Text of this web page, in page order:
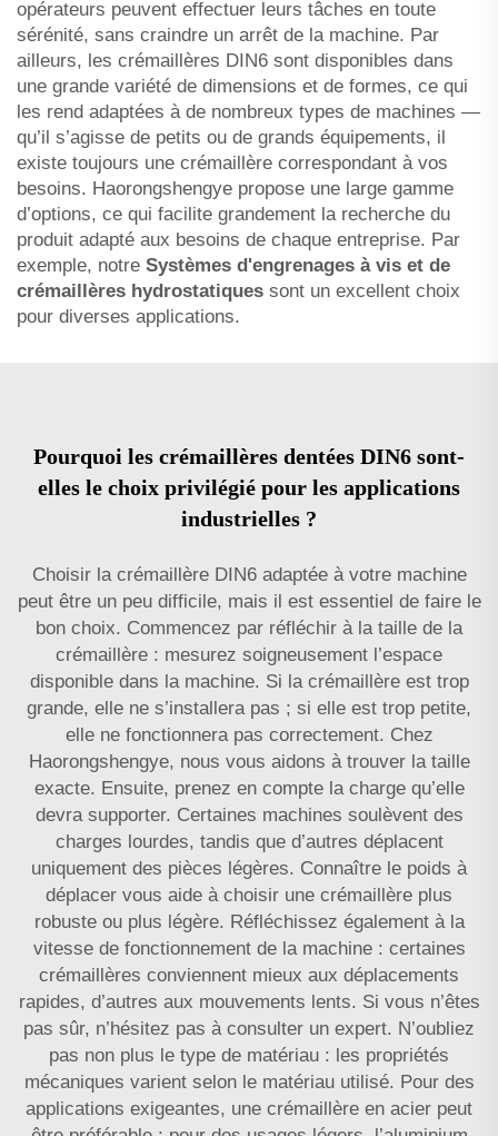
opérateurs peuvent effectuer leurs tâches en toute
sérénité, sans craindre un arrêt de la machine. Par
ailleurs, les crémaillères DIN6 sont disponibles dans
une grande variété de dimensions et de formes, ce qui
les rend adaptées à de nombreux types de machines —
qu’il s’agisse de petits ou de grands équipements, il
existe toujours une crémaillère correspondant à vos
besoins. Haorongshengye propose une large gamme
d’options, ce qui facilite grandement la recherche du
produit adapté aux besoins de chaque entreprise. Par
exemple, notre Systèmes d'engrenages à vis et de
crémaillères hydrostatiques sont un excellent choix
pour diverses applications.
Pourquoi les crémaillères dentées DIN6 sont-
elles le choix privilégié pour les applications
industrielles ?
Choisir la crémaillère DIN6 adaptée à votre machine
peut être un peu difficile, mais il est essentiel de faire le
bon choix. Commencez par réfléchir à la taille de la
crémaillère : mesurez soigneusement l’espace
disponible dans la machine. Si la crémaillère est trop
grande, elle ne s’installera pas ; si elle est trop petite,
elle ne fonctionnera pas correctement. Chez
Haorongshengye, nous vous aidons à trouver la taille
exacte. Ensuite, prenez en compte la charge qu’elle
devra supporter. Certaines machines soulèvent des
charges lourdes, tandis que d’autres déplacent
uniquement des pièces légères. Connaître le poids à
déplacer vous aide à choisir une crémaillère plus
robuste ou plus légère. Réfléchissez également à la
vitesse de fonctionnement de la machine : certaines
crémaillères conviennent mieux aux déplacements
rapides, d’autres aux mouvements lents. Si vous n’êtes
pas sûr, n’hésitez pas à consulter un expert. N’oubliez
pas non plus le type de matériau : les propriétés
mécaniques varient selon le matériau utilisé. Pour des
applications exigeantes, une crémaillère en acier peut